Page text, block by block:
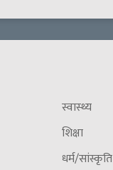
स्वास्थ्य
शिक्षा
धर्म/सांस्कृति